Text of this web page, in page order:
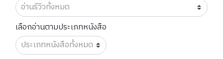
เลือกอ่านตามประเภทหนังสือ